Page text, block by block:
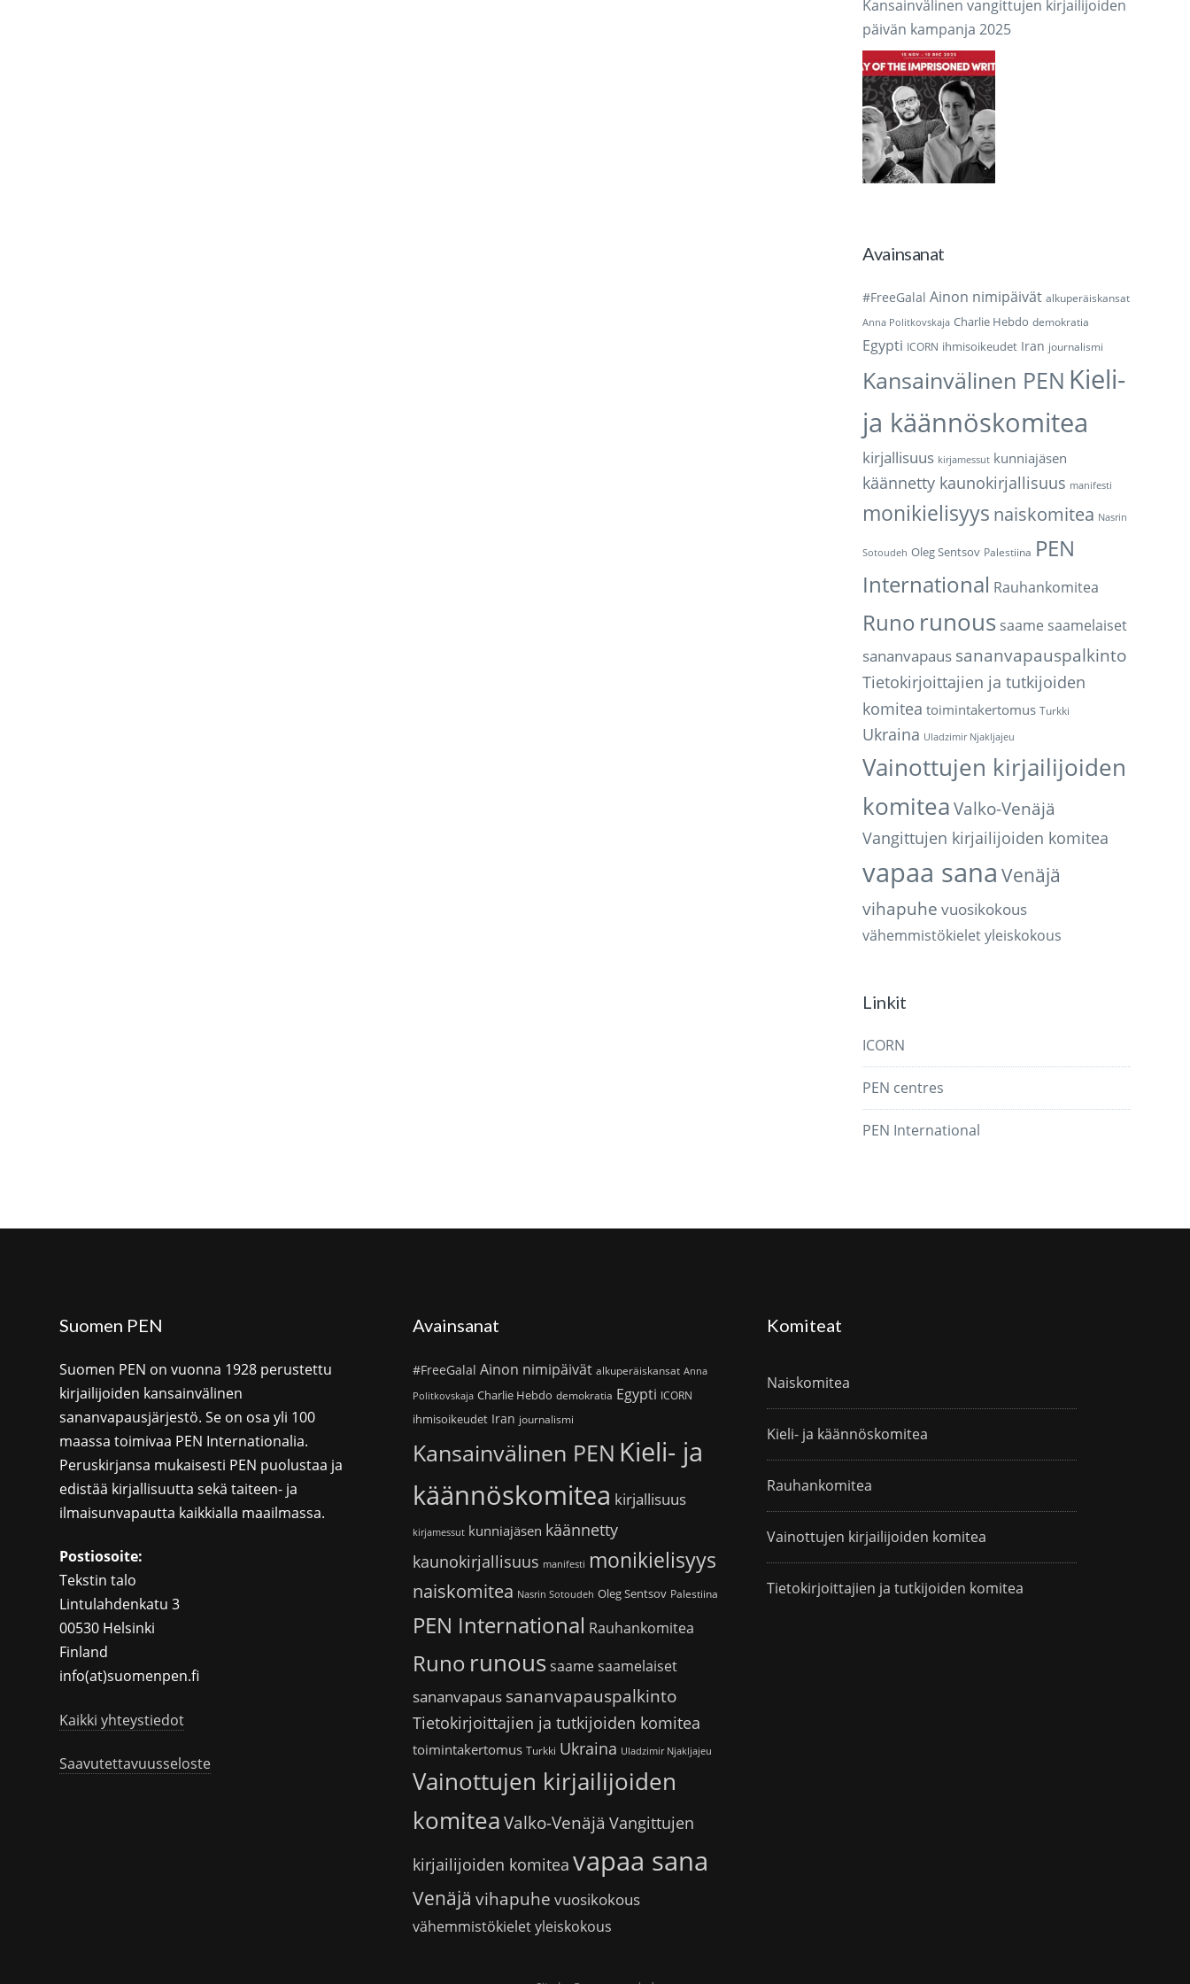
Kansainvälinen vangittujen kirjailijoiden
päivän kampanja 2025
Avainsanat
#FreeGalal Ainon nimipäivät alkuperäiskansat
Anna Politkovskaja Charlie Hebdo demokratia
Egypti ICORN ihmisoikeudet Iran journalismi
Kansainvälinen PEN Kieli-
ja käännöskomitea
kirjallisuus kirjamessut kunniajäsen
käännetty kaunokirjallisuus manifesti
monikielisyys naiskomitea Nasrin
Sotoudeh Oleg Sentsov Palestiina PEN
International Rauhankomitea
Runo runous saame saamelaiset
sananvapaus sananvapauspalkinto
Tietokirjoittajien ja tutkijoiden
komitea toimintakertomus Turkki
Ukraina Uladzimir Njakljajeu
Vainottujen kirjailijoiden
komitea Valko-Venäjä
Vangittujen kirjailijoiden komitea
vapaa sana Venäjä
vihapuhe vuosikokous
vähemmistökieletyleiskokous
Linkit
ICORN
PEN centres
PEN International
Suomen PEN
Suomen PEN on vuonna 1928 perustettu
kirjailijoiden kansainvälinen
sananvapausjärjestö. Se on osa yli 100
maassa toimivaa PEN Internationalia.
Peruskirjansa mukaisesti PEN puolustaa ja
edistää kirjallisuutta sekä taiteen- ja
ilmaisunvapautta kaikkialla maailmassa.
Postiosoite:
Tekstin talo
Lintulahdenkatu 3
00530 Helsinki
Finland
info(at)suomenpen.fi
Kaikki yhteystiedot
Saavutettavuusseloste
Avainsanat
#FreeGalal Ainon nimipäivät alkuperäiskansat Anna
Politkovskaja Charlie Hebdo demokratia Egypti ICORN
ihmisoikeudet Iran journalismi
Kansainvälinen PEN Kieli- ja
käännöskomitea kirjallisuus
kirjamessut kunniajäsen käännetty
kaunokirjallisuus manifesti monikielisyys
naiskomitea Nasrin Sotoudeh Oleg Sentsov Palestiina
PEN International Rauhankomitea
Runo runoussaamesaamelaiset
sananvapaus sananvapauspalkinto
Tietokirjoittajien ja tutkijoiden komitea
toimintakertomus Turkki Ukraina Uladzimir Njakljajeu
Vainottujen kirjailijoiden
komitea Valko-Venäjä Vangittujen
kirjailijoiden komitea vapaa sana
Venäjä vihapuhe vuosikokous
vähemmistökieletyleiskokous
Komiteat
Naiskomitea
Kieli- ja käännöskomitea
Rauhankomitea
Vainottujen kirjailijoiden komitea
Tietokirjoittajien ja tutkijoiden komitea